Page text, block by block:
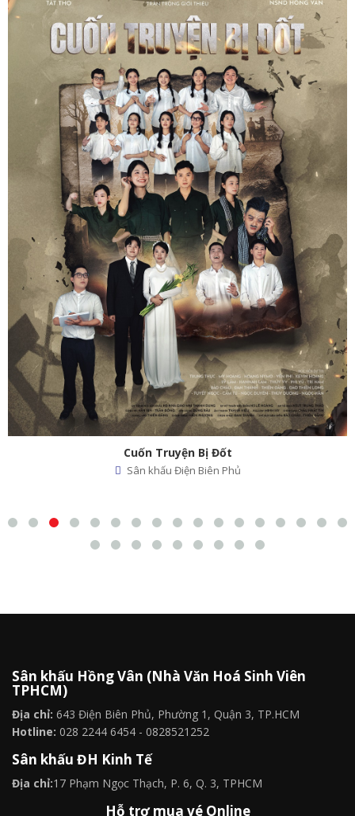
Cuốn Truyện Bị Đốt
Sân khấu Điện Biên Phủ
Sân khấu Hồng Vân (Nhà Văn Hoá Sinh Viên
TPHCM)
Địa chỉ: 643 Điện Biên Phủ, Phường 1, Quận 3, TP.HCM
Hotline: 028 2244 6454 - 0828521252
Sân khấu ĐH Kinh Tế
Địa chỉ:17 Phạm Ngọc Thạch, P. 6, Q. 3, TPHCM
Hỗ trợ mua vé Online